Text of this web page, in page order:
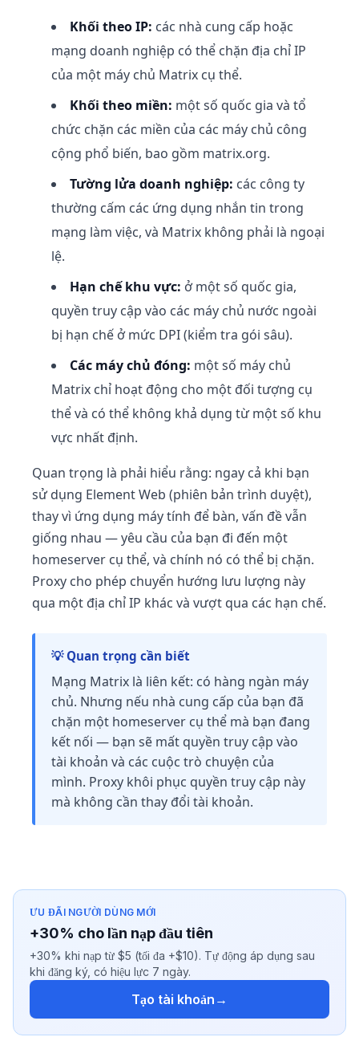
Khối theo IP: các nhà cung cấp hoặc
mạng doanh nghiệp có thể chặn địa chỉ IP
của một máy chủ Matrix cụ thể.
Khối theo miền: một số quốc gia và tổ
chức chặn các miền của các máy chủ công
cộng phổ biến, bao gồm matrix.org.
Tường lửa doanh nghiệp: các công ty
thường cấm các ứng dụng nhắn tin trong
mạng làm việc, và Matrix không phải là ngoại
lệ.
Hạn chế khu vực: ở một số quốc gia,
quyền truy cập vào các máy chủ nước ngoài
bị hạn chế ở mức DPI (kiểm tra gói sâu).
Các máy chủ đóng: một số máy chủ
Matrix chỉ hoạt động cho một đối tượng cụ
thể và có thể không khả dụng từ một số khu
vực nhất định.
Quan trọng là phải hiểu rằng: ngay cả khi bạn
sử dụng Element Web (phiên bản trình duyệt),
thay vì ứng dụng máy tính để bàn, vấn đề vẫn
giống nhau — yêu cầu của bạn đi đến một
homeserver cụ thể, và chính nó có thể bị chặn.
Proxy cho phép chuyển hướng lưu lượng này
qua một địa chỉ IP khác và vượt qua các hạn chế.
💡 Quan trọng cần biết
Mạng Matrix là liên kết: có hàng ngàn máy
chủ. Nhưng nếu nhà cung cấp của bạn đã
chặn một homeserver cụ thể mà bạn đang
kết nối — bạn sẽ mất quyền truy cập vào
tài khoản và các cuộc trò chuyện của
mình. Proxy khôi phục quyền truy cập này
mà không cần thay đổi tài khoản.
ƯU ĐÃI NGƯỜI DÙNG MỚI
+30% cho lần nạp đầu tiên
+30% khi nạp từ $5 (tối đa +$10). Tự động áp dụng sau
khi đăng ký, có hiệu lực 7 ngày.
Tạo tài khoản →